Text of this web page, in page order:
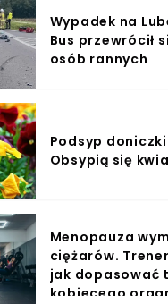
Wypadek na
Bus przewrócił
osób rannych
Podsyp
Obsypią się
Menopauza
ciężarów.
jak dopasować
kobiecego